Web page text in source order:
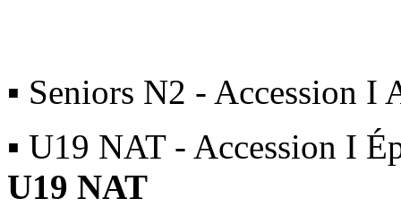
▪ Seniors N2 - Accession
▪ U19 NAT - Accession I
U19 NAT